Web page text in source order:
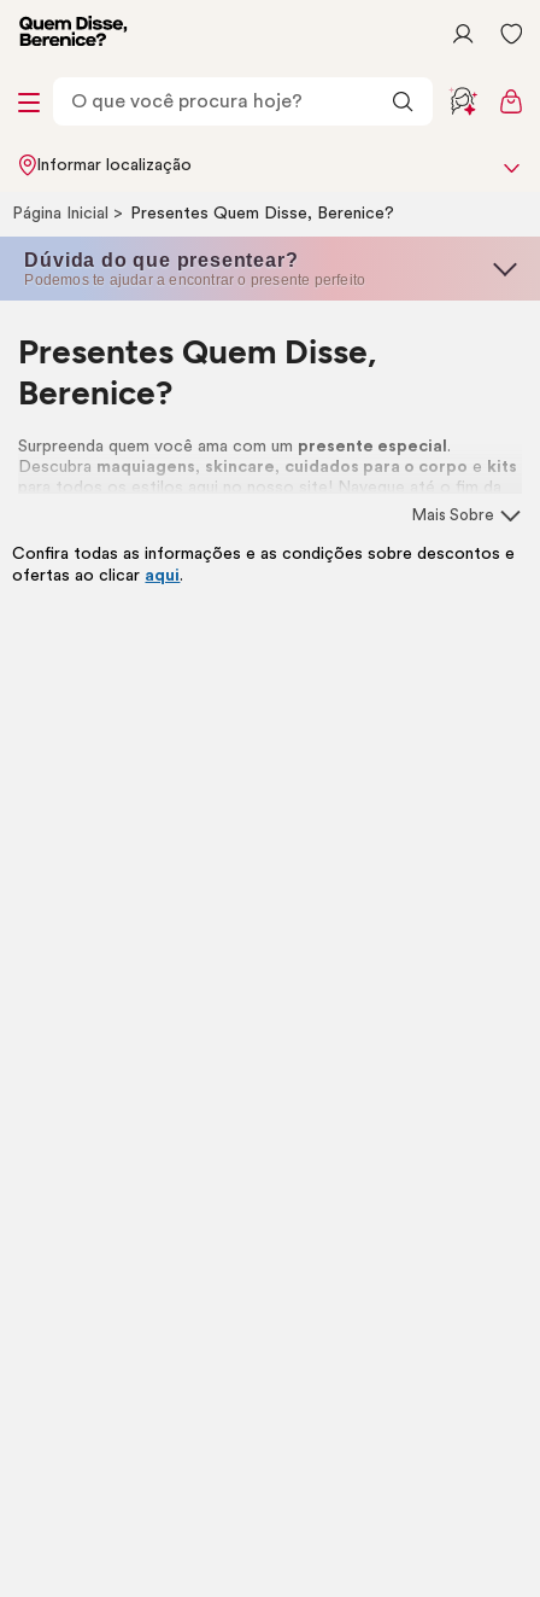
Informar localização
Página Inicial Presentes Quem Disse, Berenice?
Dúvida do que presentear?
Podemos te ajudar a encontrar o presente perfeito
Presentes Quem Disse,
Berenice?
Surpreenda quem você ama com um presente especial .
Descubra maquiagens, skincare, cuidados para o corpo e kits
para todos os estilos aqui no nosso site! Navegue até o fim da
página e confira um passo a passo completo para garantir uma
Mais Sobre
Confira todas as informações e as condições sobre descontos e
ofertas ao clicar aqui.